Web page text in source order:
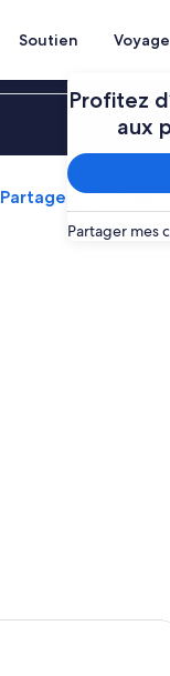
Soutien
Profitez
aux
Partager mes
Ouvrir une
Partager